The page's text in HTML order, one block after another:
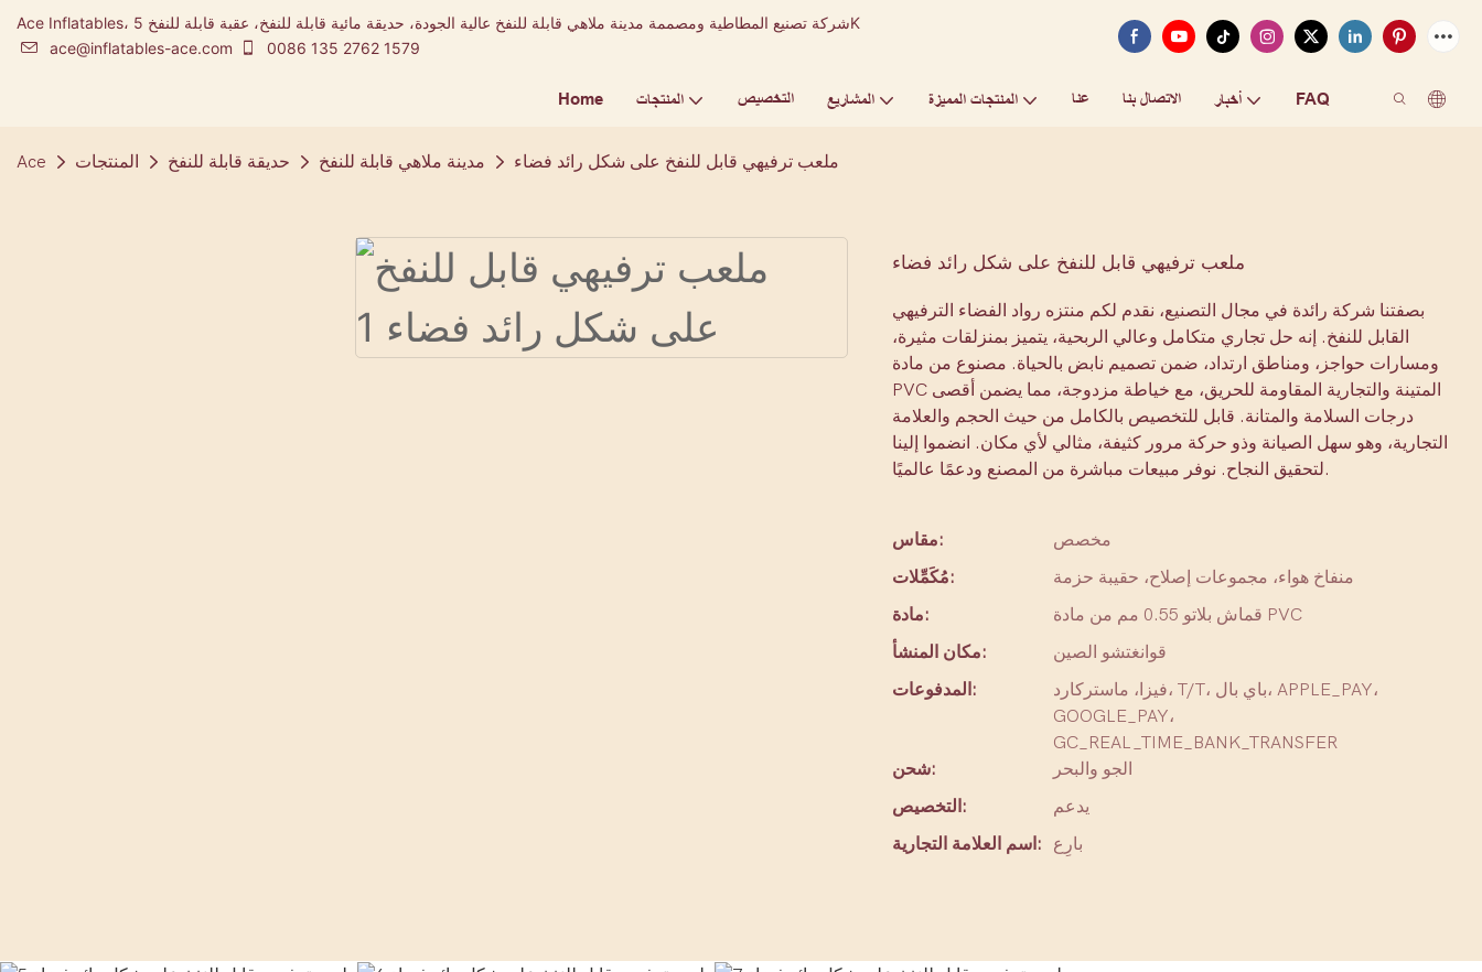
Ace Inflatables، شركة تصنيع المطاطية ومصممة مدينة ملاهي قابلة للنفخ عالية الجودة، حديقة مائية قابلة للنفخ، عقبة قابلة للنفخ 5K
ace@inflatables-ace.com
0086 135 2762 1579
Home المنتجات التخصيص المشاريع المنتجات المميزة عنا الاتصال بنا أخبار FAQ
Ace المنتجات حديقة قابلة للنفخ مدينة ملاهي قابلة للنفخ ملعب ترفيهي قابل للنفخ على شكل رائد فضاء
ملعب ترفيهي قابل للنفخ على شكل رائد فضاء
بصفتنا شركة رائدة في مجال التصنيع، نقدم لكم منتزه رواد الفضاء الترفيهي
القابل للنفخ. إنه حل تجاري متكامل وعالي الربحية، يتميز بمنزلقات مثيرة،
ومسارات حواجز، ومناطق ارتداد، ضمن تصميم نابض بالحياة. مصنوع من مادة
PVC المتينة والتجارية المقاومة للحريق، مع خياطة مزدوجة، مما يضمن أقصى
درجات السلامة والمتانة. قابل للتخصيص بالكامل من حيث الحجم والعلامة
التجارية، وهو سهل الصيانة وذو حركة مرور كثيفة، مثالي لأي مكان. انضموا إلينا
لتحقيق النجاح. نوفر مبيعات مباشرة من المصنع ودعمًا عالميًا.
مقاس:
مخصص
مُكَمِّلات:
منفاخ هواء، مجموعات إصلاح، حقيبة حزمة
مادة:
قماش بلاتو 0.55 مم من مادة PVC
مكان المنشأ:
قوانغتشو الصين
المدفوعات:
فيزا، ماستركارد، T/T، باي بال، APPLE_PAY،
GOOGLE_PAY،
GC_REAL_TIME_BANK_TRANSFER
شحن:
الجو والبحر
التخصيص:
يدعم
اسم العلامة التجارية:
بارِع